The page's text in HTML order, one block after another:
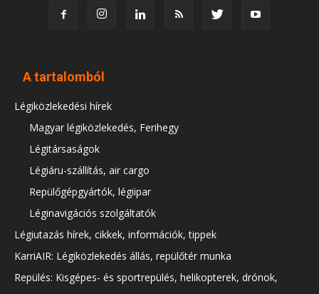
A tartalomból
Légiközlekedési hírek
Magyar légiközlekedés, Ferihegy
Légitársaságok
Légiáru-szállítás, air cargo
Repülőgépgyártók, légiipar
Léginavigációs szolgáltatók
Légiutazás hírek, cikkek, információk, tippek
KarriAIR: Légiközlekedés állás, repülőtér munka
Repülés: Kisgépes- és sportrepülés, helikopterek, drónok,